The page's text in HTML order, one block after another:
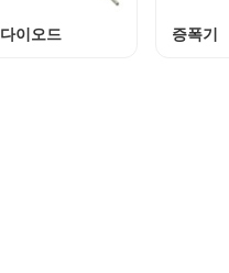
다이오드 증폭기